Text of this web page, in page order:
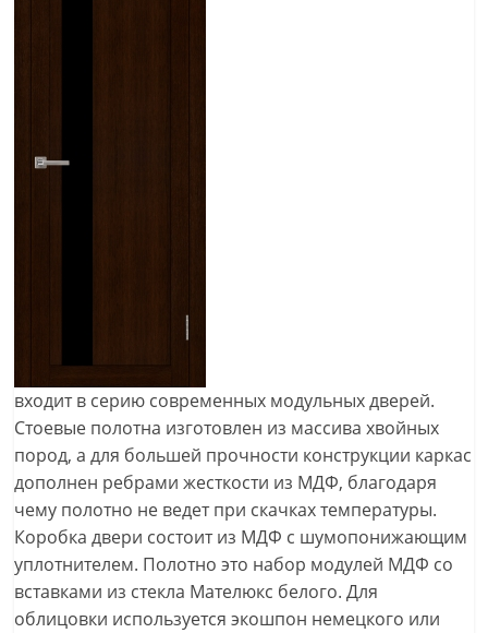
входит в серию современных модульных дверей.
Стоевые полотна изготовлен из массива хвойных
пород, а для большей прочности конструкции каркас
дополнен ребрами жесткости из МДФ, благодаря
чему полотно не ведет при скачках температуры.
Коробка двери состоит из МДФ с шумопонижающим
уплотнителем. Полотно это набор модулей МДФ со
вставками из стекла Мателюкс белого. Для
облицовки используется экошпон немецкого или